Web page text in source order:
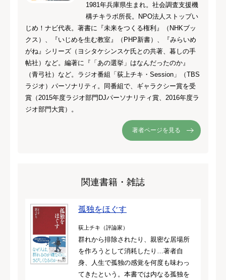
1981年兵庫県生まれ。社会調査支援機
構チキラボ所長。NPO法人ストップい
じめ！ナビ代表。著書に『未来をつくる権利』（NHKブッ
クス）、『いじめを生む教室』（PHP新書）、『みらいめ
がね』シリーズ（ヨシタケシンスケ氏との共著、暮しの手
帖社）など。編著に『「あの選挙」はなんだったのか』
（青弓社）など。ラジオ番組「荻上チキ・Session」（TBS
ラジオ）パーソナリティ。同番組で、ギャラクシー賞を受
賞（2015年度ラジオ部門DJパーソナリティ賞、2016年度ラ
ジオ部門大賞）。
著者ページを見る
関連書籍・雑誌
孤独をほぐす
荻上チキ（評論家）
群れから排除されたり、親密な居場所
を作ろうとして消耗したり…著者自
身、人生で孤独の感覚を何度も味わっ
てきたという。本書では内なる孤独を